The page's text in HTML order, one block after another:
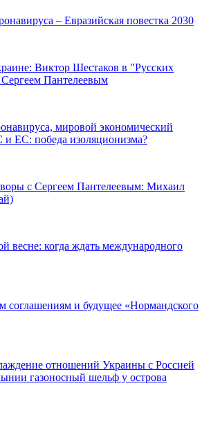
– Евразийская повестка 2030
Виктор Шестаков в "Русских
Сергеем Пантелеевым
мировой экономический
ЕС: победа изоляционизма?
с Сергеем Пантелеевым: Михаил
весне: когда ждать международного
соглашениям и будущее «Нормандского
отношений Украины с Россией
газоносный шельф у острова